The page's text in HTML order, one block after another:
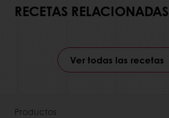
RECETAS RELACIONADAS
Ver todas las recetas
Productos